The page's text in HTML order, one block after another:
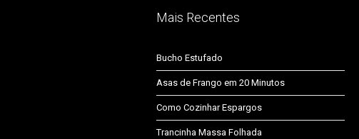
Mais Recentes
Bucho Estufado
Asas de Frango em 20 Minutos
Como Cozinhar Espargos
Trancinha Massa Folhada